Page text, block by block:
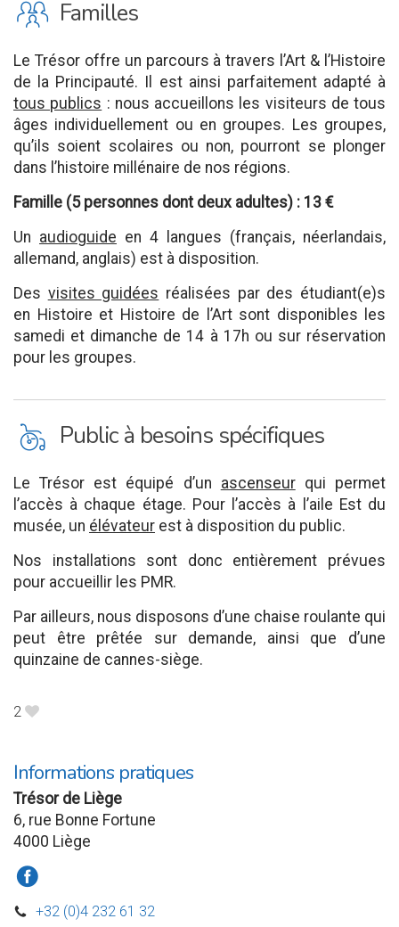
K Familles
Le Trésor offre un parcours à travers l’Art & l’Histoire
de la Principauté. Il est ainsi parfaitement adapté à
tous publics : nous accueillons les visiteurs de tous
âges individuellement ou en groupes. Les groupes,
qu’ils soient scolaires ou non, pourront se plonger
dans l’histoire millénaire de nos régions.
Famille (5 personnes dont deux adultes) : 13 €
Un audioguide en 4 langues (français, néerlandais,
allemand, anglais) est à disposition.
Des visites guidées réalisées par des étudiant(e)s
en Histoire et Histoire de l’Art sont disponibles les
samedi et dimanche de 14 à 17h ou sur réservation
pour les groupes.
L Public à besoins spécifiques
Le Trésor est équipé d’un ascenseurqui permet
l’accès à chaque étage. Pour l’accès à l’aile Est du
musée, un élévateur est à disposition du public.
Nos installations sont donc entièrement prévues
pour accueillir les PMR.
Par ailleurs, nous disposons d’une chaise roulante qui
peut être prêtée sur demande, ainsi que d’une
quinzaine de cannes-siège.
2 B
Informations pratiques
Trésor de Liège
6, rue Bonne Fortune
4000 Liège
a
D +32 (0)4 232 61 32